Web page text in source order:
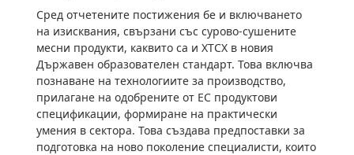
Сред отчетените постижения бе и включването
на изисквания, свързани със сурово-сушените
месни продукти, каквито са и ХТСХ в новия
Държавен образователен стандарт. Това включва
познаване на технологиите за производство,
прилагане на одобрените от ЕС продуктови
спецификации, формиране на практически
умения в сектора. Това създава предпоставки за
подготовка на ново поколение специалисти, които